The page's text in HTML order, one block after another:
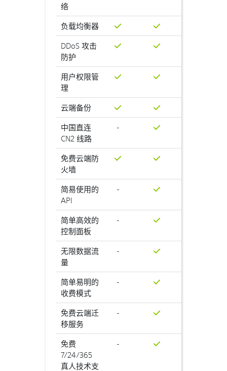
络
负载均衡器
DDoS 攻击
防护
用户权限管
理
云端备份
中国直连
CN2 线路
-
免费云端防
火墙
简易使用的
API
-
简单高效的
控制面板
-
无限数据流
量
-
简单易明的
收费模式
-
免费云端迁
移服务
-
免费
7/24/365
真人技术支
-